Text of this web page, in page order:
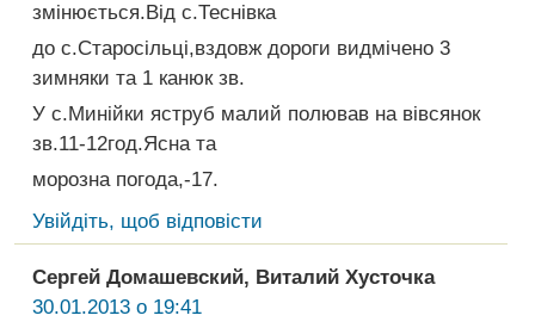
змінюється.Від с.Теснівка
до с.Старосільці,вздовж дороги видмічено 3
зимняки та 1 канюк зв.
У с.Минійки яструб малий полював на вівсянок
зв.11-12год.Ясна та
морозна погода,-17.
Увійдіть, щоб відповісти
Сергей Домашевский, Виталий Хусточка
30.01.2013 о 19:41